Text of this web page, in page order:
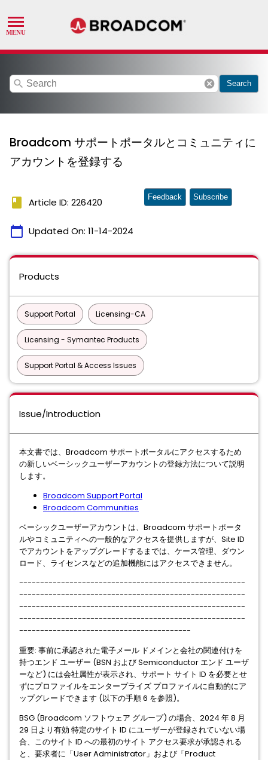
search cancel Search
Broadcom サポートポータルとコミュニティに
アカウントを登録する
book Article ID: 226420
calendar_today Updated On: 11-14-2024
Feedback Subscribe
Products
Support Portal Licensing-CA
Licensing - Symantec Products
Support Portal & Access Issues
Issue/Introduction
本文書では、Broadcom サポートポータルにアクセスするため
の新しいベーシックユーザーアカウントの登録方法について説明
します。
Broadcom Support Portal
Broadcom Communities
ベーシックユーザーアカウントは、Broadcom サポートポータ
ルやコミュニティへの一般的なアクセスを提供しますが、Site ID
でアカウントをアップグレードするまでは、ケース管理、ダウン
ロード、ライセンスなどの追加機能にはアクセスできません。
------------------------------------------------------
------------------------------------------------------
------------------------------------------------------
------------------------------------------------------
-----------------------------------------
重要: 事前に承認された電子メール ドメインと会社の関連付けを
持つエンド ユーザー (BSN および Semiconductor エンド ユーザ
ーなど) には会社属性が表示され、サポート サイト ID を必要とせ
ずにプロファイルをエンタープライズ プロファイルに自動的にア
ップグレードできます (以下の手順 6 を参照)。
BSG (Broadcom ソフトウェア グループ) の場合、2024 年 8 月
29 日より有効 特定のサイト ID にユーザーが登録されていない場
合、このサイト ID への最初のサイト アクセス要求が承認される
と、要求者に「User Administrator」および「Product